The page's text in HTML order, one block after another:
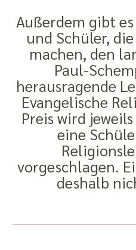
Außerdem gibt
und Schüler,
machen, den
Paul-
herausragende
Evangelische
Preis wird
eine
vorgeschlagen.
deshalb